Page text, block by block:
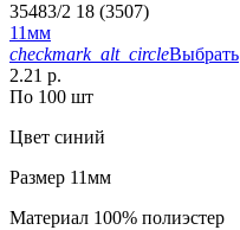
35483/2 18 (3507)
11мм
checkmark_alt_circleВыбрать
2.21 р.
По 100 шт
Цвет синий
Размер 11мм
Материал 100% полиэстер